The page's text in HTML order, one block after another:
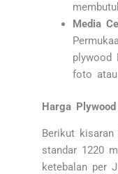
Media
plywood
foto
Harga
Berikut
standar 1220
ketebalan per